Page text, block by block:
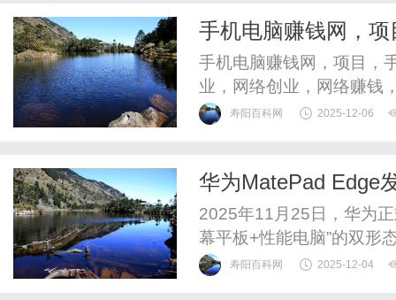
专门用于管理和控制仓库
手机电脑赚钱网，
业，手机电脑创业
机电脑收益网，
手机电脑赚钱网，项目，
业，网络创业，网络赚钱
首页：http://
寿阳百科网 2025-12-06
华为MatePad Edge
2025年11月25日，华为
幕平板+性能电脑”的双形
起售价5999元，今日
寿阳百科网 2025-12-04